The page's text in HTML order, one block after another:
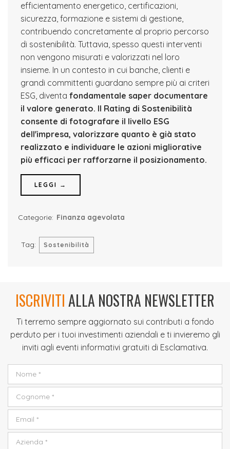
efficientamento energetico, certificazioni,
sicurezza, formazione e sistemi di gestione,
contribuendo concretamente al proprio percorso
di sostenibilità. Tuttavia, spesso questi interventi
non vengono misurati e valorizzati nel loro
insieme. In un contesto in cui banche, clienti e
grandi committenti guardano sempre più ai criteri
ESG, diventa fondamentale saper documentare
il valore generato. Il Rating di Sostenibilità
consente di fotografare il livello ESG
dell'impresa, valorizzare quanto è già stato
realizzato e individuare le azioni migliorative
più efficaci per rafforzarne il posizionamento.
LEGGI →
Categorie: Finanza agevolata
Tag: Sostenibilità
ISCRIVITIALLA NOSTRA NEWSLETTER
Ti terremo sempre aggiornato sui contributi a fondo
perduto per i tuoi investimenti aziendali e ti invieremo gli
inviti agli eventi informativi gratuiti di Esclamativa.